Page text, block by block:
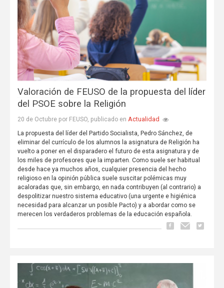
Valoración de FEUSO de la propuesta del líder
del PSOE sobre la Religión
20 de Octubre por FEUSO, publicado en Actualidad
La propuesta del líder del Partido Socialista, Pedro Sánchez, de
eliminar del currículo de los alumnos la asignatura de Religión ha
vuelto a poner en el disparadero el futuro de esta asignatura y de
los miles de profesores que la imparten. Como suele ser habitual
desde hace ya muchos años, cualquier presencia del hecho
religioso en la opinión pública suele suscitar polémicas muy
acaloradas que, sin embargo, en nada contribuyen (al contrario) a
despolitizar nuestro sistema educativo (una urgente e higiénica
necesidad para alcanzar un posible Pacto) y a abordar como se
merecen los verdaderos problemas de la educación española.